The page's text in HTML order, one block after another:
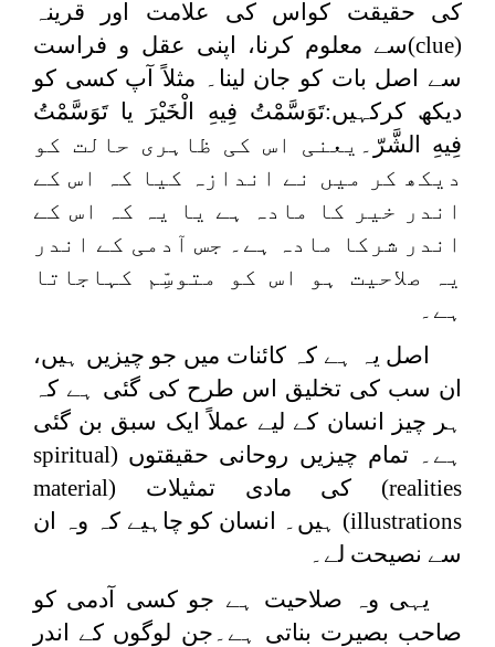
کی حقیقت کواس کی علامت اور قرینہ
(
clue)سے معلوم کرنا، اپنی عقل و فراست
سے اصل بات کو جان لینا۔ مثلاً آپ کسی کو
دیکھ کرکہیں:تَوَسَّمْتُ فِيهِ الْخَيْرَ یا تَوَسَّمْتُ
فِيهِ الشَّرّ ۔یعنی اس کی ظاہری حالت کو
دیکھ کر میں نے اندازہ کیا کہ اس کے
اندر خیر کا مادہ ہے یا یہ کہ اس کے
اندر شرکا مادہ ہے۔ جس آدمی کے اندر
یہ صلاحیت ہو اس کو متوسِّم کہاجاتا
ہے۔
اصل یہ ہے کہ کائنات میں جو چیزیں ہیں،
ان سب کی تخلیق اس طرح کی گئی ہے کہ
ہر چیز انسان کے لیے عملاً ایک سبق بن گئی
ہے۔ تمام چیزیں روحانی حقیقتوں (spiritual
realities) کی مادی تمثیلات (material
illustrations) ہیں۔ انسان کو چاہیے کہ وہ ان
سے نصیحت لے۔
یہی وہ صلاحیت ہے جو کسی آدمی کو
صاحب بصیرت بناتی ہے۔جن لوگوں کے اندر